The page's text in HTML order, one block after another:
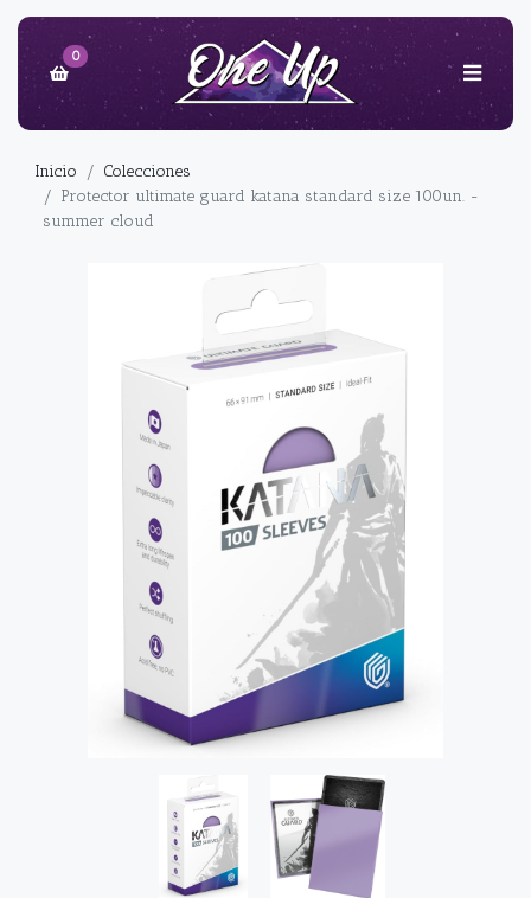
0
Inicio
Colecciones
Protector ultimate guard katana standard size 100un. -
summer cloud